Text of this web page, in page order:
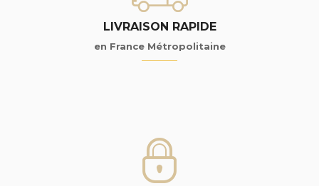
LIVRAISON RAPIDE
en France Métropolitaine